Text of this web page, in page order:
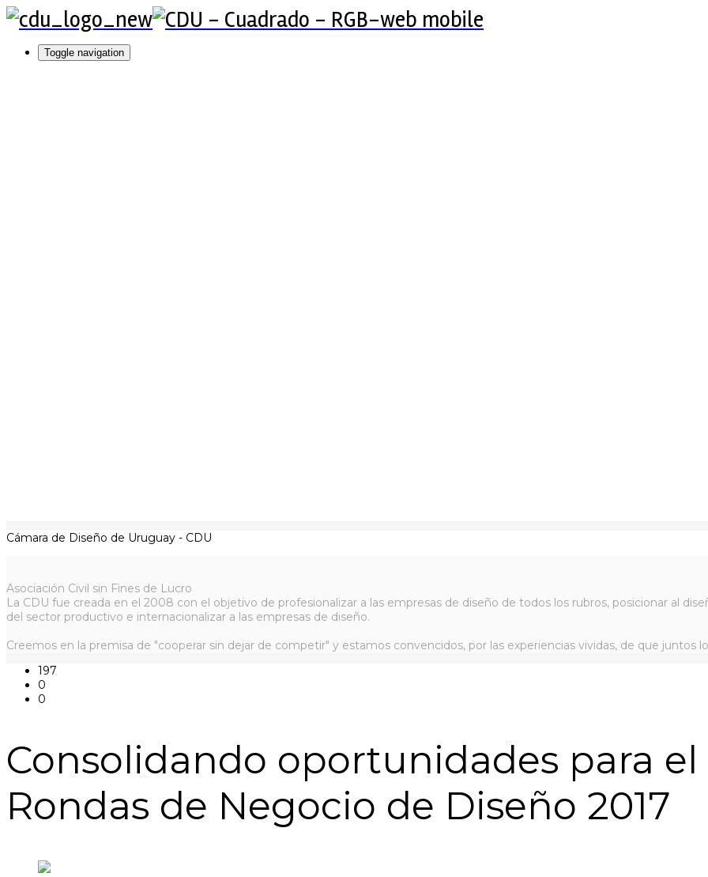
Toggle navigation
Cámara de Diseño de Uruguay - CDU
Asociación Civil sin Fines de Lucro
La CDU fue creada en el 2008 con el objetivo de profesionalizar a las empresas de diseño de todos los rubros, posicionar al
del sector productivo e internacionalizar a las empresas de diseño.
Creemos en la premisa de "cooperar sin dejar de competir" y estamos convencidos, por las experiencias vividas, de que juntos
197
0
0
Consolidando oportunidades para
Rondas de Negocio de Diseño 2017